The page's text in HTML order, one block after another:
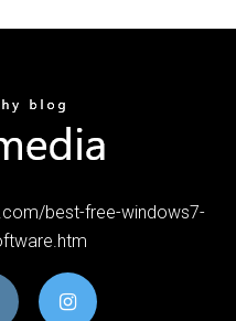
best-free-windows7-